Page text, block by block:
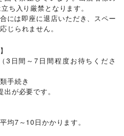
ーバー/
代行/定期宅配/
・習い事/ リフォーム
活サービス
・FX 不動産投資
習教材・通信教育
/塾・家庭教師/おもちゃ・絵本
エット・健康グッズ/
/外国団体・大使館/募金・寄付
/その他NPO・公共団体
ち入り厳禁となります。
には即座に退店いただき、スペー
じられません。
日間～7日間程度お待ちくださ
手続き
が必要です。
均7～10日かかります。